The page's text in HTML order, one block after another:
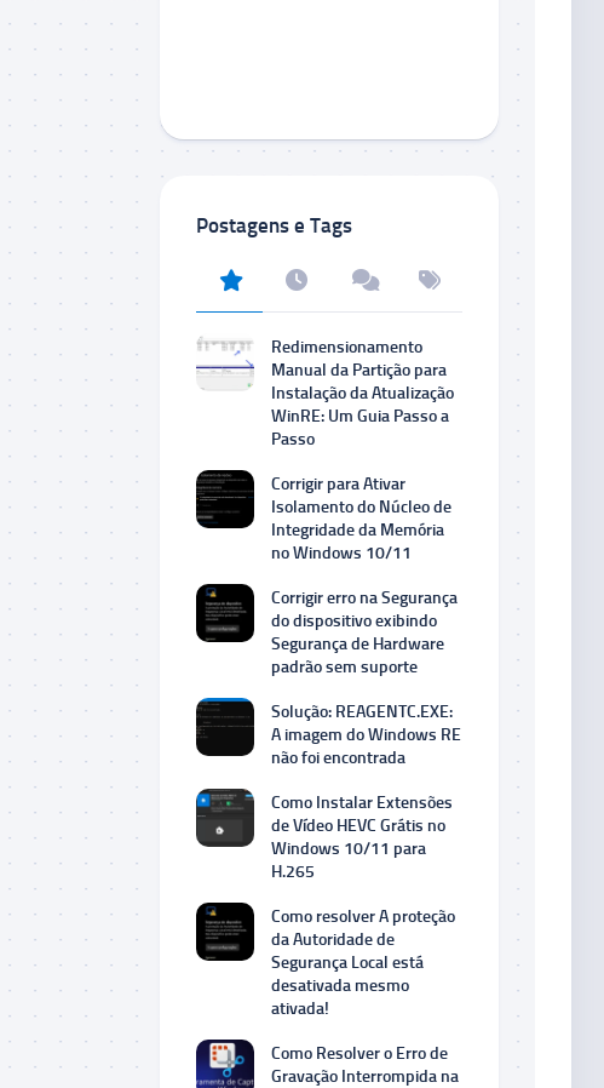
Postagens e Tags
Redimensionamento
Manual da Partição para
Instalação da Atualização
WinRE: Um Guia Passo a
Passo
Corrigir para Ativar
Isolamento do Núcleo de
Integridade da Memória
no Windows 10/11
Corrigir erro na Segurança
do dispositivo exibindo
Segurança de Hardware
padrão sem suporte
Solução: REAGENTC.EXE:
A imagem do Windows RE
não foi encontrada
Como Instalar Extensões
de Vídeo HEVC Grátis no
Windows 10/11 para
H.265
Como resolver A proteção
da Autoridade de
Segurança Local está
desativada mesmo
ativada!
Como Resolver o Erro de
Gravação Interrompida na